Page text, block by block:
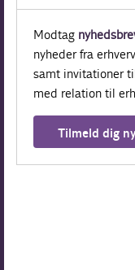
Modtag
nyheder fra
samt invitationer
med relation til
Tilmeld dig